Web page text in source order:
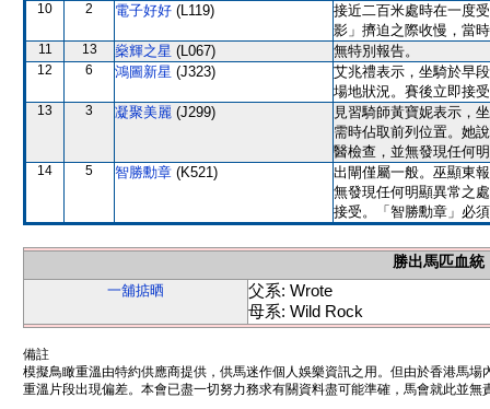
10 2 電子好好 (L119)
接近二百米處時在一度
影」擠迫之際收慢，當
11 13 燊輝之星 (L067) 無特別報告。
12 6 鴻圖新星 (J323)
艾兆禮表示，坐騎於早
場地狀況。賽後立即接
13 3 凝聚美麗 (J299)
見習騎師黃寶妮表示，
需時佔取前列位置。她
醫檢查，並無發現任何
14 5 智勝勳章 (K521)
出閘僅屬一般。巫顯東
無發現任何明顯異常之
接受。「智勝勳章」必
勝出馬匹血統
一舖掂晒
父系: Wrote
母系: Wild Rock
備註
模擬鳥瞰重溫由特約供應商提供，供馬迷作個人娛樂資訊之用。但由於香港馬
重溫片段出現偏差。本會已盡一切努力務求有關資料盡可能準確，馬會就此並